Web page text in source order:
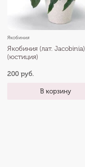
Якобиния
Якобиния (лат. Jacobinia)
(юстиция)
200 руб.
В корзину